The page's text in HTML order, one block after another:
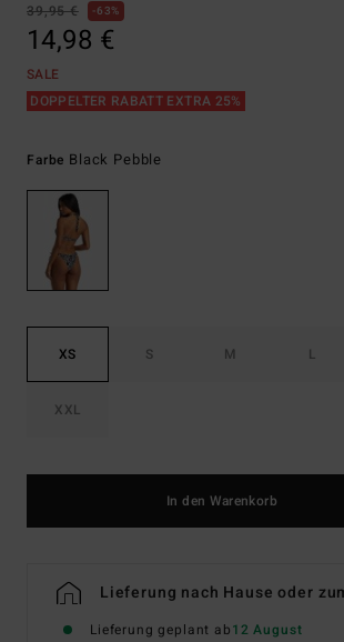
39,95 €
63%
14,98 €
SALE
DOPPELTER RABATT EXTRA 25%
Farbe Black Pebble
XS S M L
XXL
In den Warenkorb
Lieferung nach Hause oder
Lieferung geplant ab12 August